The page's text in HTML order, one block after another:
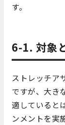
す。
6-1. 対象
ストレッチア
ですが、大き
適していると
ンメントを実